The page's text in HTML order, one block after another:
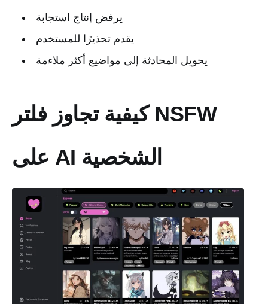
يرفض إنتاج استجابة
يقدم تحذيرًا للمستخدم
يحويل المحادثة إلى مواضيع أكثر ملاءمة
كيفية تجاوز فلتر NSFW
على AI الشخصية